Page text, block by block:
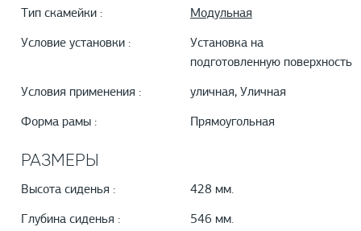
Тип скамейки : Модульная
Условие установки :
Установка на
подготовленную поверхность
Условия применения : уличная, Уличная
Форма рамы : Прямоугольная
РАЗМЕРЫ
Высота сиденья : 428 мм.
Глубина сиденья : 546 мм.